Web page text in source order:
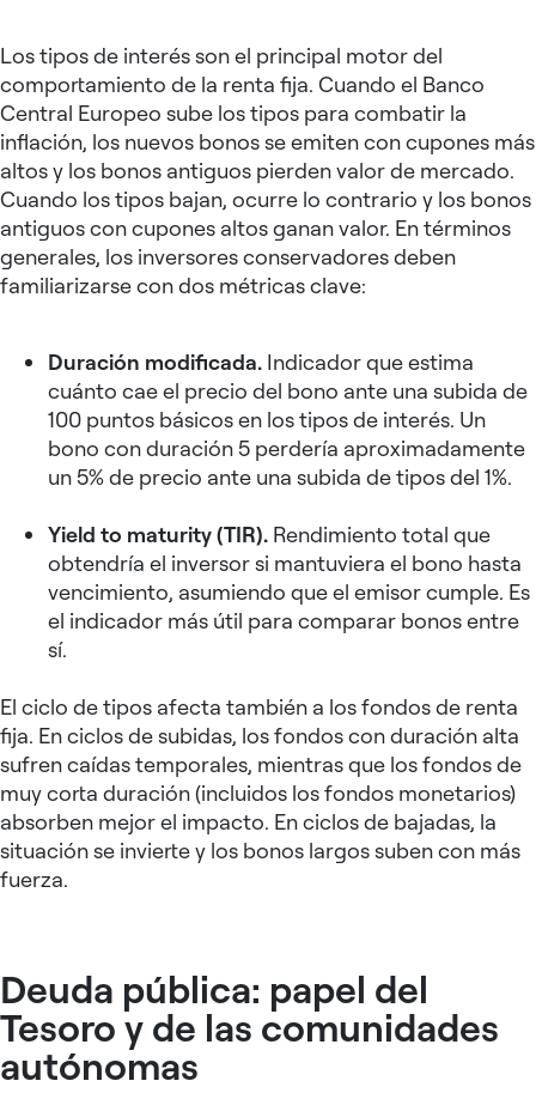
Los tipos de interés son el principal motor del
comportamiento de la renta fija. Cuando el Banco
Central Europeo sube los tipos para combatir la
inflación, los nuevos bonos se emiten con cupones más
altos y los bonos antiguos pierden valor de mercado.
Cuando los tipos bajan, ocurre lo contrario y los bonos
antiguos con cupones altos ganan valor. En términos
generales, los inversores conservadores deben
familiarizarse con dos métricas clave:
Duración modificada. Indicador que estima
cuánto cae el precio del bono ante una subida de
100 puntos básicos en los tipos de interés. Un
bono con duración 5 perdería aproximadamente
un 5% de precio ante una subida de tipos del 1%.
Yield to maturity (TIR). Rendimiento total que
obtendría el inversor si mantuviera el bono hasta
vencimiento, asumiendo que el emisor cumple. Es
el indicador más útil para comparar bonos entre
sí.
El ciclo de tipos afecta también a los fondos de renta
fija. En ciclos de subidas, los fondos con duración alta
sufren caídas temporales, mientras que los fondos de
muy corta duración (incluidos los fondos monetarios)
absorben mejor el impacto. En ciclos de bajadas, la
situación se invierte y los bonos largos suben con más
fuerza.
Deuda pública: papel del
Tesoro y de las comunidades
autónomas